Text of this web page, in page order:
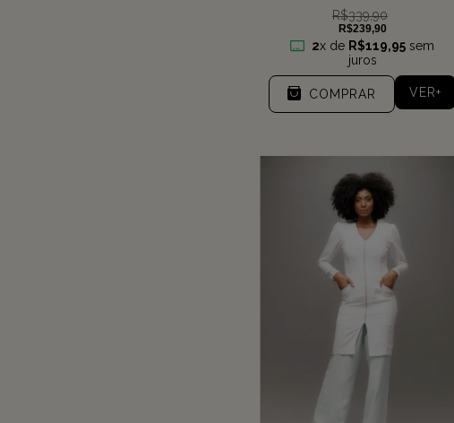
R$339,90
R$239,90
2x de R$119,95sem
juros
COMPRAR VER+